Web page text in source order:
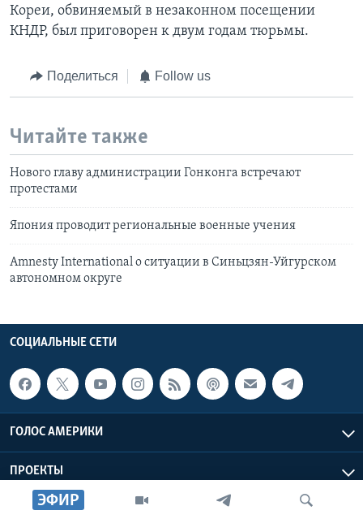
ЭФИР
Кореи, обвиняемый в незаконном посещении
КНДР, был приговорен к двум годам тюрьмы.
Поделиться Follow us
Читайте также
Нового главу администрации Гонконга встречают
протестами
Япония проводит региональные военные учения
Amnesty International о ситуации в Синьцзян-Уйгурском
автономном округе
СОЦИАЛЬНЫЕ СЕТИ
ГОЛОС АМЕРИКИ
ПРОЕКТЫ